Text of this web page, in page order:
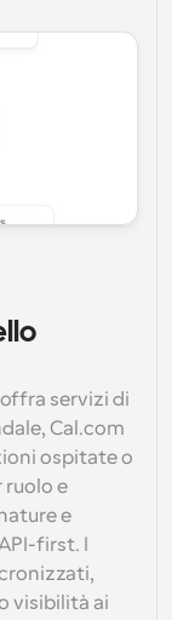
servizi di
Cal.com
ospitate o
ruolo e
e
first. I
visibilità ai